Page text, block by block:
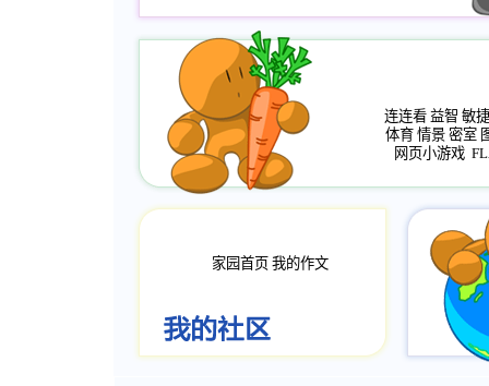
连连看 益智 敏捷
体育 情景 密室
网页小游戏
家园首页 我的作文